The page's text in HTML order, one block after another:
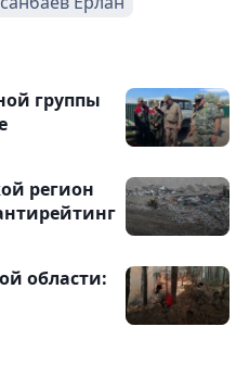
группы
регион
области: